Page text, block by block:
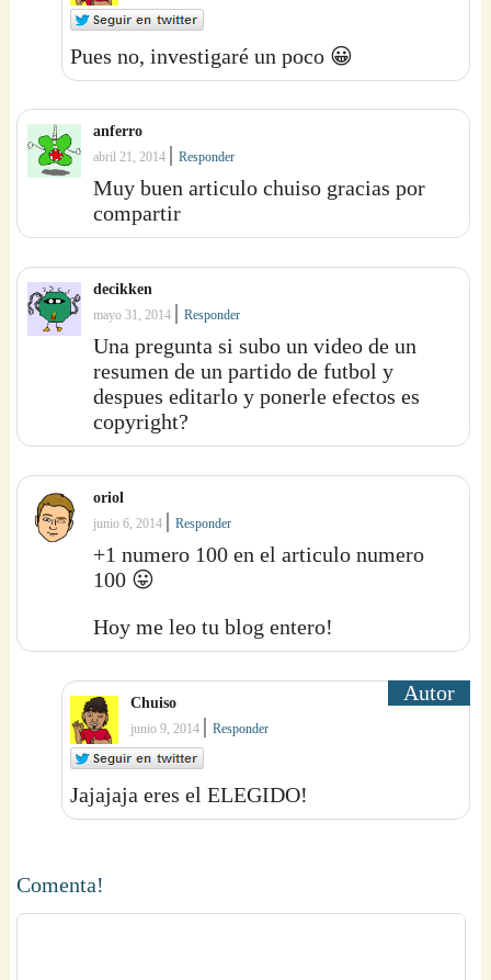
Pues no, investigaré un poco 😀
anferro
abril 21, 2014 |Responder
Muy buen articulo chuiso gracias por
compartir
decikken
mayo 31, 2014 |Responder
Una pregunta si subo un video de un
resumen de un partido de futbol y
despues editarlo y ponerle efectos es
copyright?
oriol
junio 6, 2014 |Responder
+1 numero 100 en el articulo numero
100 😛
Hoy me leo tu blog entero!
Chuiso
junio 9, 2014 |Responder
Jajajaja eres el ELEGIDO!
Comenta!